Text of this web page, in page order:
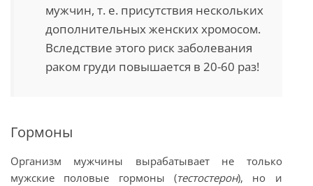
мужчин, т. е. присутствия нескольких
дополнительных женских хромосом.
Вследствие этого риск заболевания
раком груди повышается в 20-60 раз!
Гормоны
Организм мужчины вырабатывает не только
мужские половые гормоны (тестостерон), но и